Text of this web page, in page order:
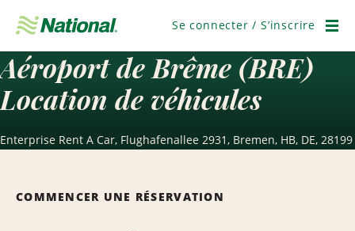
navigation
Se connecter / S’inscrire
Aéroport de Brême (BRE)
Location de véhicules
Enterprise Rent A Car, Flughafenallee 2931, Bremen, HB, DE, 28199
COMMENCER UNE RÉSERVATION